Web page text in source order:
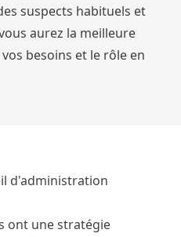
suspects habituels et
aurez la meilleure
besoins et le rôle en
d'administration
ont une stratégie